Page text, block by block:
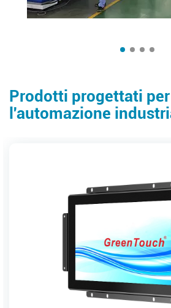
Prodotti progettati per
l'automazione